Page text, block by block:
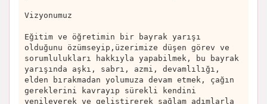
Vizyonumuz
Eğitim ve öğretimin bir bayrak yarışı
olduğunu özümseyip,üzerimize düşen görev ve
sorumlulukları hakkıyla yapabilmek, bu bayrak
yarışında aşkı, sabrı, azmi, devamlılığı,
elden bırakmadan yolumuza devam etmek, çağın
gereklerini kavrayıp sürekli kendini
yenileyerek ve geliştirerek sağlam adımlarla